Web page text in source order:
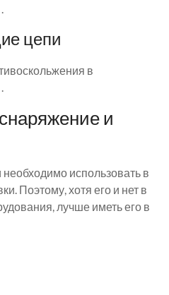
.
цепи
в
.
и
использовать в
Поэтому, хотя его и нет в
лучше иметь его в